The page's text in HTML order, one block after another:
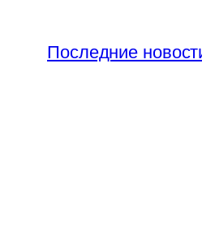
содержимому
Последние